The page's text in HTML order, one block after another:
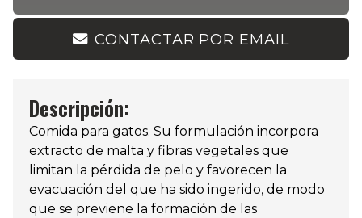
CONTACTAR POR EMAIL
Descripción:
Comida para gatos. Su formulación incorpora
extracto de malta y fibras vegetales que
limitan la pérdida de pelo y favorecen la
evacuación del que ha sido ingerido, de modo
que se previene la formación de las